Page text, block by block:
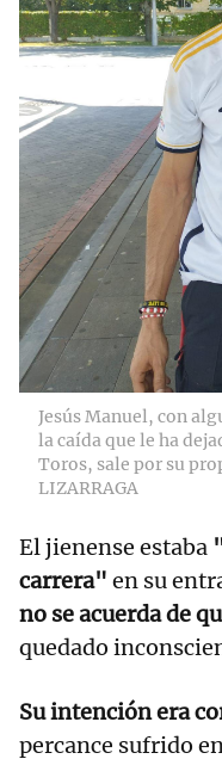
Jesús Manuel, con
la caída que le ha
Toros, sale por su
LIZARRAGA
El jienense estaba
carrera" en su
no se acuerda de
quedado
Su intención era
percance sufrido